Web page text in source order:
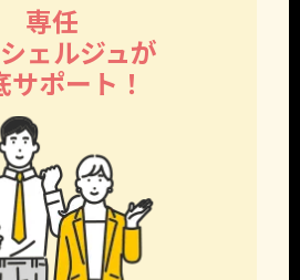
専任
ェルジュが
サポート！